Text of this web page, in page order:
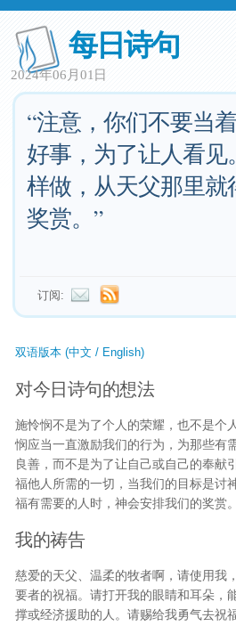
每日诗句
2024年06月01日
“注意，你们不要当
好事，为了让人看见
样做，从天父那里就
奖赏。”
订阅:
双语版本 (中文 / English)
对今日诗句的想法
施怜悯不是为了个人的荣耀，也不是个
悯应当一直激励我们的行为，为那些有
良善，而不是为了让自己或自己的奉献
福他人所需的一切，当我们的目标是讨
福有需要的人时，神会安排我们的奖赏。
我的祷告
慈爱的天父、温柔的牧者啊，请使用我
要者的祝福。请打开我的眼睛和耳朵，
撑或经济援助的人。请赐给我勇气去祝